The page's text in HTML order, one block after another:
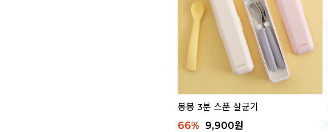
봉봉 3분 스푼 살균기
66% 9,900원